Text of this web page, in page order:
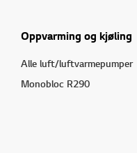
Oppvarming og kjøling
Alle luft/luftvarmepumper
Monobloc R290